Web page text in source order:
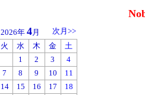
2026年 4月
次月>>
火 水 木 金
土
1
2 3
4
7 8 9 10
11
14 15 16 17
18